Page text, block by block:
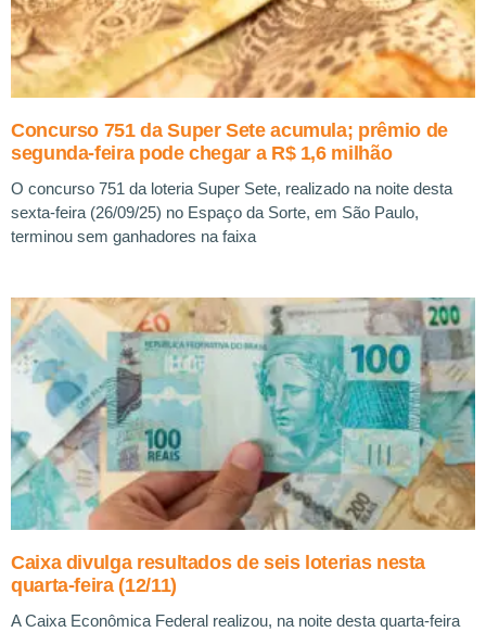
Concurso 751 da Super Sete acumula; prêmio de
segunda-feira pode chegar a R$ 1,6 milhão
O concurso 751 da loteria Super Sete, realizado na noite desta
sexta-feira (26/09/25) no Espaço da Sorte, em São Paulo,
terminou sem ganhadores na faixa
Caixa divulga resultados de seis loterias nesta
quarta-feira (12/11)
A Caixa Econômica Federal realizou, na noite desta quarta-feira